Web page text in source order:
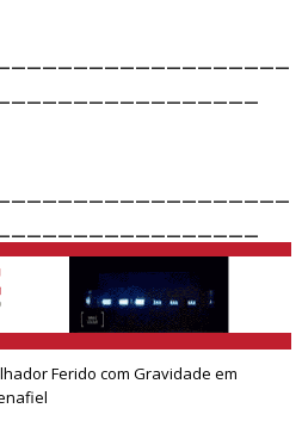
Ferido com Gravidade em